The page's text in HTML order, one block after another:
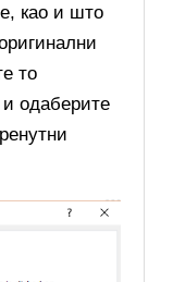
као и што
то
одаберите